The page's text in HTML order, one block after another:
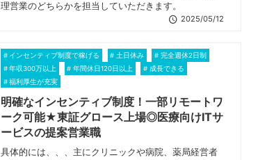
理営業のどちらかを担当していただきます。
2025/05/12
インセンティブ制度で稼げる 土日休み
完全週休2日制
年収300万以上
年間休日120日以上
成長できる
福利厚生が充実
明確なインセンティブ制度！一部リモートワ
ーク可能★東証グロース上場◎医療向けITサ
ービスの提案営業職
具体的には、、、主にクリニックや病院、薬局経営者